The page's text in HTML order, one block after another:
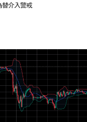
替介入警戒